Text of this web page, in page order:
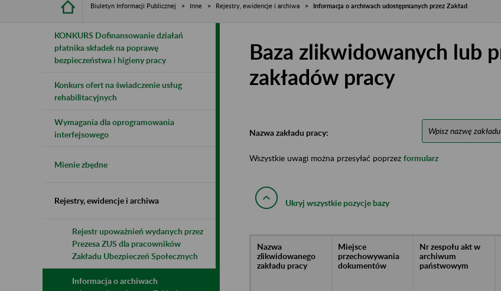
Biuletyn Informacji Publicznej Inne Rejestry, ewidencje i archiwa Informacja o archiwach udostępnianych przez Zakład
KONKURS Dofinansowanie działań
płatnika składek na poprawę
bezpieczeństwa i higieny pracy
Konkurs ofert na świadczenie usług
rehabilitacyjnych
Wymagania dla oprogramowania
interfejsowego
Mienie zbędne
Rejestry, ewidencje i archiwa
Rejestr upoważnień wydanych przez
Prezesa ZUS dla pracowników
Zakładu Ubezpieczeń Społecznych
Informacja o archiwach
Baza zlikwidowanych lub
zakładów pracy
Nazwa zakładu pracy:
Wszystkie uwagi można przesyłać poprzez formularz
Ukryj wszystkie pozycje bazy
Nazwa
zlikwidowanego
zakładu pracy
Miejsce
przechowywania
dokumentów
Nr zespołu akt w
archiwum
państwowym